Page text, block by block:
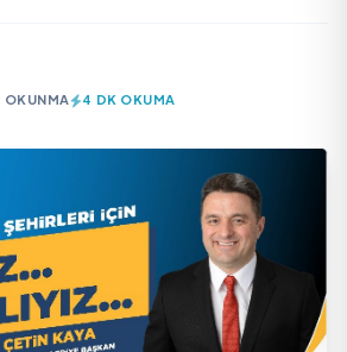
OKUNMA 4 DK OKUMA